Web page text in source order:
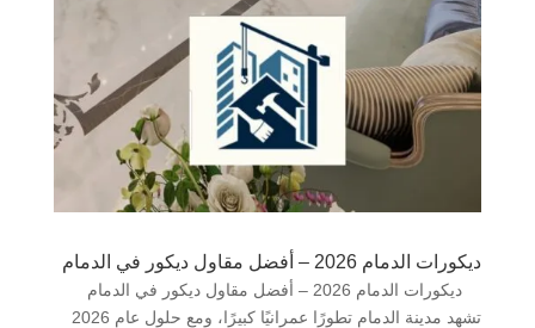
ديكورات الدمام 2026 – أفضل مقاول ديكور في الدمام
ديكورات الدمام 2026 – أفضل مقاول ديكور في الدمام
تشهد مدينة الدمام تطورًا عمرانيًا كبيرًا، ومع حلول عام 2026